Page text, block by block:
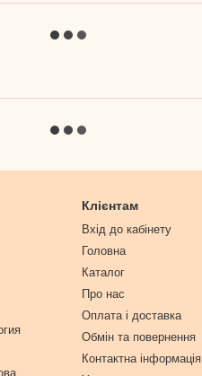
Клієнтам
Вхід до кабінету
Головна
Каталог
Про нас
Оплата і доставка
Обмін та повернення
Контактна інформація